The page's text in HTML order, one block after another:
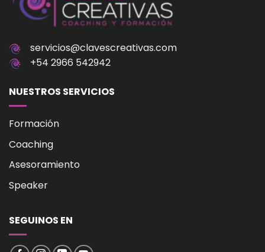
servicios@clavescreativas.com
+54 2966 542942
NUESTROS SERVICIOS
Formación
Coaching
Asesoramiento
Speaker
SEGUINOS EN